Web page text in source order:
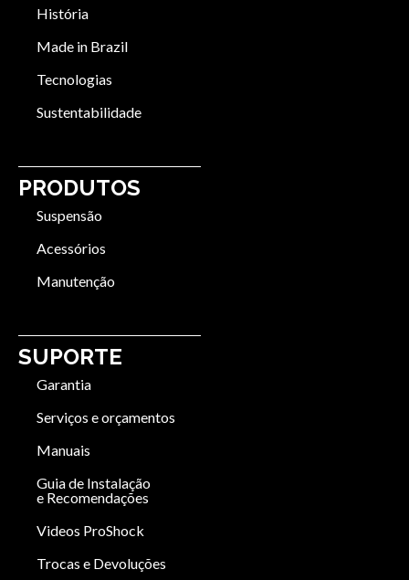
História
Made in Brazil
Tecnologias
Sustentabilidade
PRODUTOS
Suspensão
Acessórios
Manutenção
SUPORTE
Garantia
Serviços e orçamentos
Manuais
Guia de Instalação
e Recomendações
Videos ProShock
Trocas e Devoluções